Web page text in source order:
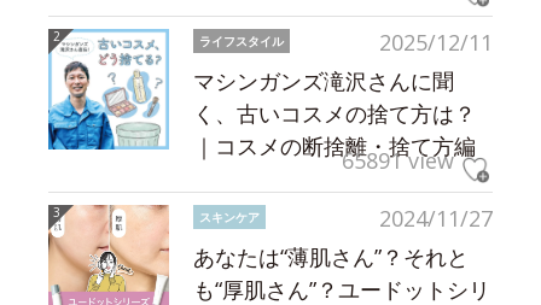
2025/12/11
ライフスタイル
マシンガンズ滝沢さんに聞
く、古いコスメの捨て方は？
｜コスメの断捨離・捨て方編
65891 view
2024/11/27
スキンケア
あなたは“薄肌さん”？それと
も“厚肌さん”？ユードットシリ